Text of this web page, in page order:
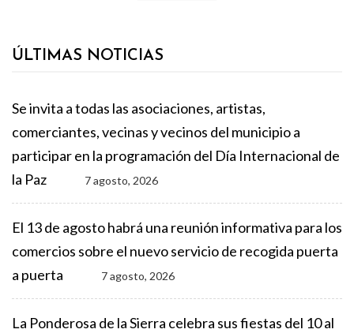
ÚLTIMAS NOTICIAS
Se invita a todas las asociaciones, artistas,
comerciantes, vecinas y vecinos del municipio a
participar en la programación del Día Internacional de
la Paz
7 agosto, 2026
El 13 de agosto habrá una reunión informativa para los
comercios sobre el nuevo servicio de recogida puerta
a puerta
7 agosto, 2026
La Ponderosa de la Sierra celebra sus fiestas del 10 al